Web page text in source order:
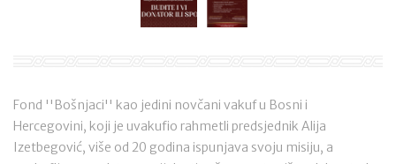
Fond ''Bošnjaci'' kao jedini novčani vakuf u Bosni i
Hercegovini, koji je uvakufio rahmetli predsjednik Alija
Izetbegović, više od 20 godina ispunjava svoju misiju, a